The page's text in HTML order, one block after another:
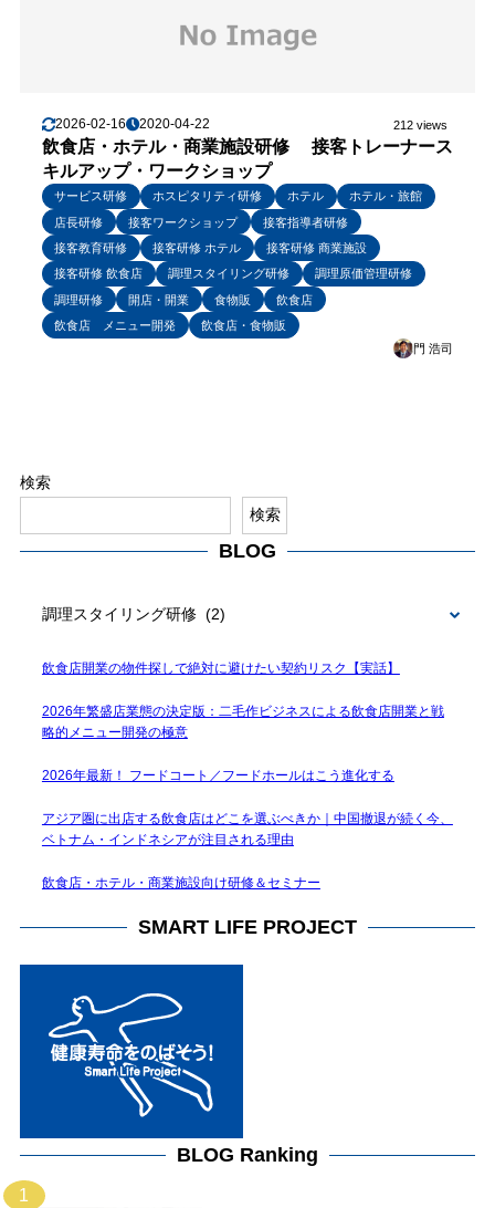
2026-02-16 2020-04-22 212 views
飲食店・ホテル・商業施設研修 接客トレーナース
キルアップ・ワークショップ
サービス研修 ホスピタリティ研修 ホテル
ホテル・旅館
店長研修
接客ワークショップ
接客指導者研修
接客教育研修
接客研修 ホテル
接客研修 商業施設
接客研修 飲食店
調理スタイリング研修
調理原価管理研修
調理研修
開店・開業 食物販
飲食店
飲食店 メニュー開発
飲食店・食物販
門 浩司
検索
検索
BLOG
BLOG
飲食店開業の物件探しで絶対に避けたい契約リスク【実話】
2026年繁盛店業態の決定版：二毛作ビジネスによる飲食店開業と戦
略的メニュー開発の極意
2026年最新！ フードコート／フードホールはこう進化する
アジア圏に出店する飲食店はどこを選ぶべきか｜中国撤退が続く今、
ベトナム・インドネシアが注目される理由
飲食店・ホテル・商業施設向け研修＆セミナー
SMART LIFE PROJECT
BLOG Ranking
1